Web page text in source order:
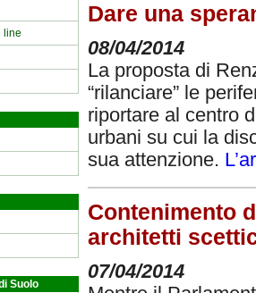
line
Suolo
Dare una
08/04/2014
La proposta di
“rilanciare” le
riportare al centro
urbani su cui la
sua attenzione.
Contenimento
architetti
07/04/2014